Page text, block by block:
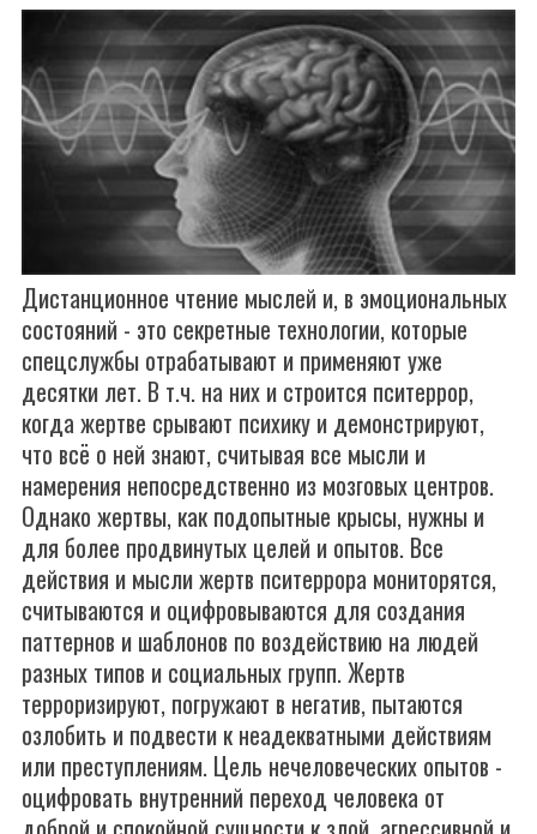
Дистанционное чтение мыслей и, в эмоциональных
состояний - это секретные технологии, которые
спецслужбы отрабатывают и применяют уже
десятки лет. В т.ч. на них и строится пситеррор,
когда жертве срывают психику и демонстрируют,
что всё о ней знают, считывая все мысли и
намерения непосредственно из мозговых центров.
Однако жертвы, как подопытные крысы, нужны и
для более продвинутых целей и опытов. Все
действия и мысли жертв пситеррора мониторятся,
считываются и оцифровываются для создания
паттернов и шаблонов по воздействию на людей
разных типов и социальных групп. Жертв
терроризируют, погружают в негатив, пытаются
озлобить и подвести к неадекватными действиям
или преступлениям. Цель нечеловеческих опытов -
оцифровать внутренний переход человека от